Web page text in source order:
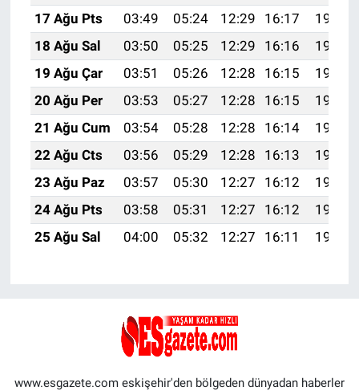
17 Ağu Pts
03:49 05:24 12:29 16:17
19:23
18 Ağu Sal
03:50 05:25 12:29 16:16
19:22
19 Ağu Çar
03:51 05:26 12:28 16:15
19:20
20 Ağu Per
03:53 05:27 12:28 16:15
19:19
21 Ağu Cum
03:54 05:28 12:28 16:14
19:17
22 Ağu Cts
03:56 05:29 12:28 16:13
19:16
23 Ağu Paz
03:57 05:30 12:27 16:12
19:14
24 Ağu Pts
03:58 05:31 12:27 16:12
19:13
25 Ağu Sal
04:00 05:32 12:27 16:11 19:11
www.esgazete.com eskişehir'den bölgeden dünyadan haberler